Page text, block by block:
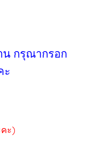
น กรุณากรอก
ะ
ะ)